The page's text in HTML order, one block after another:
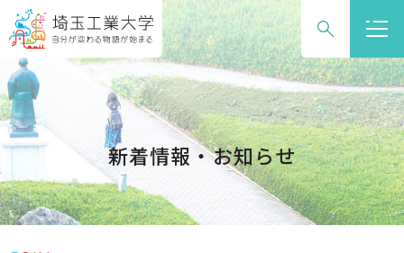
ロ
バ
ル
ナ
ゲ
ー
文
ー
ル
ナ
ビ
ー
シ
ッ
ー
へ
新着情報・お知らせ